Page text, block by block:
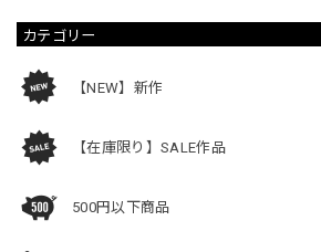
カテゴリー
【NEW】新作
【在庫限り】SALE作品
500円以下商品